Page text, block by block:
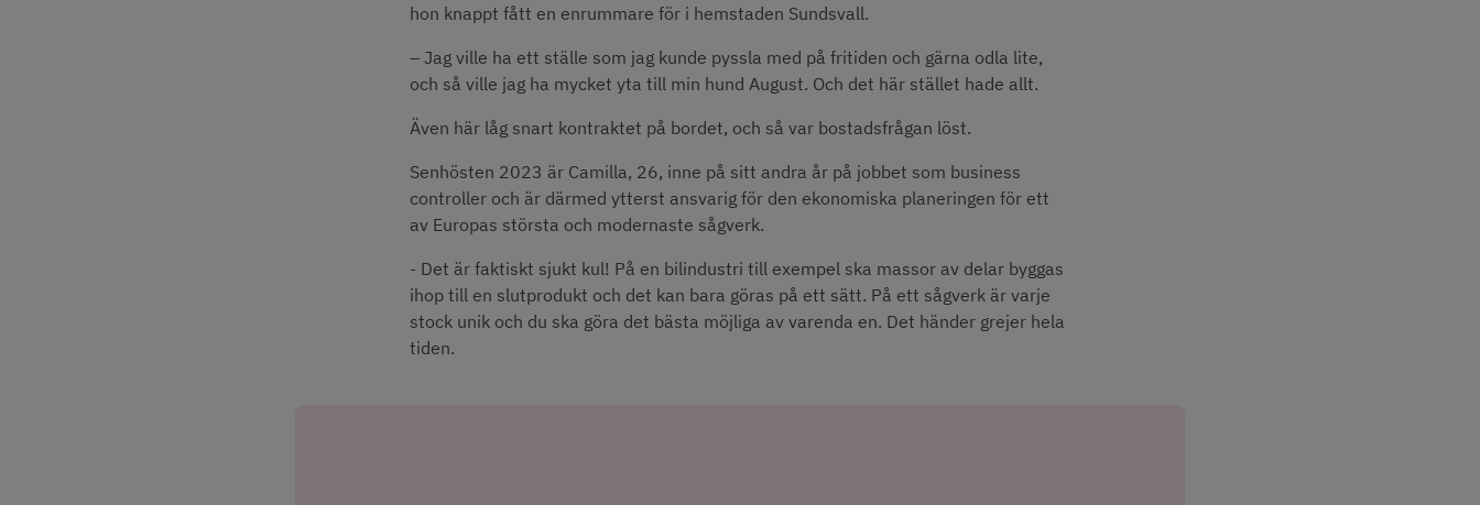
hon knappt fått en enrummare för i hemstaden Sundsvall.
– Jag ville ha ett ställe som jag kunde pyssla med på fritiden och gärna odla lite,
och så ville jag ha mycket yta till min hund August. Och det här stället hade allt.
Även här låg snart kontraktet på bordet, och så var bostadsfrågan löst.
Senhösten 2023 är Camilla, 26, inne på sitt andra år på jobbet som business
controller och är därmed ytterst ansvarig för den ekonomiska planeringen för ett
av Europas största och modernaste sågverk.
- Det är faktiskt sjukt kul! På en bilindustri till exempel ska massor av delar byggas
ihop till en slutprodukt och det kan bara göras på ett sätt. På ett sågverk är varje
stock unik och du ska göra det bästa möjliga av varenda en. Det händer grejer hela
tiden.